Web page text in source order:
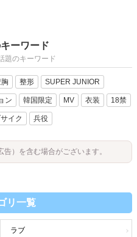
ーワード
題のキーワード
整形 SUPER JUNIOR
ン 韓国限定 MV 衣装 18禁
イク 兵役
）を含む場合がございます。
リ一覧
ラブ